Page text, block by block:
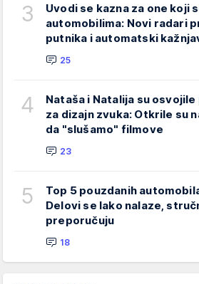
3
Uvodi se kazna za one koji
automobilima: Novi radari
putnika i automatski
25
4
Nataša i Natalija su
za dizajn zvuka: Otkrile su
da "slušamo" filmove
23
5
Top 5 pouzdanih
Delovi se lako nalaze,
preporučuju
18